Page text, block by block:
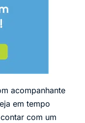
acompanhante
em tempo
com um